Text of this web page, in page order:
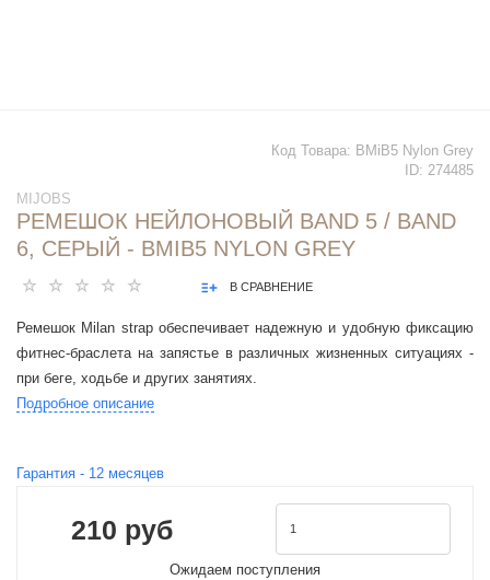
Код Товара: BMiB5 Nylon Grey
ID: 274485
MIJOBS
РЕМЕШОК НЕЙЛОНОВЫЙ BAND 5 / BAND
6, СЕРЫЙ - BMIB5 NYLON GREY
В СРАВНЕНИЕ
Ремешок Milan strap обеспечивает надежную и удобную фиксацию
фитнес-браслета на запястье в различных жизненных ситуациях -
при беге, ходьбе и других занятиях.
Подробное описание
Гарантия - 12 месяцев
210 руб
Ожидаем поступления